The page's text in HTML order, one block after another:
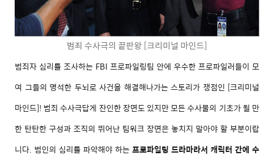
범죄 수사극의 끝판왕 [크리미널 마인드]
범죄자 심리를 조사하는 FBI 프로파일링팀 안에 우수한 프로파일러들이 모
여 그들의 명석한 두뇌로 사건을 해결해나가는 스토리가 쟁점인 [크리미널
마인드]! 범죄 수사극답게 잔인한 장면도 있지만 모든 수사물의 기초가 될 만
한 탄탄한 구성과 조직의 뛰어난 팀워크 장면은 놓치지 말아야 할 부분이랍
니다. 범인의 심리를 파악해야 하는프로파일링 드라마라서 캐릭터 간에 수